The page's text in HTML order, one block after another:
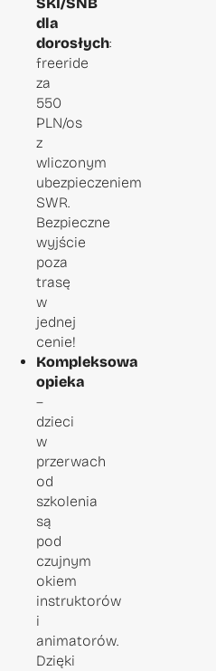
dla
dorosłych:
freeride
za
550
PLN/os
z
wliczonym
ubezpieczeniem
SWR.
Bezpieczne
wyjście
poza
trasę
w
jednej
cenie!
Kompleksowa
opieka
–
dzieci
w
przerwach
od
szkolenia
są
pod
czujnym
okiem
instruktorów
i
animatorów.
Dzięki